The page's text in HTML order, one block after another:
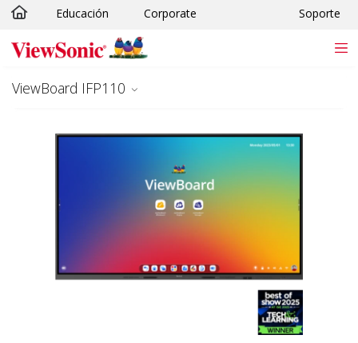
Skip to main content
Educación Corporate Soporte
ViewBoard IFP110